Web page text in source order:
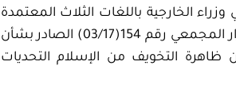
الخارجية باللغات الثلاث المعتمدة
في منظمة التعاون الإسلامي (العربية-الانجليزية-الفرنسية)، كما تم توزيع القرار المجمعي رقم 154(03/17) الصادر بشأن
الغلو والإرهاب والتطرف، والقرار رقم 166(18/4) بشأن ظاهرة التخويف من الإسلام التحديات